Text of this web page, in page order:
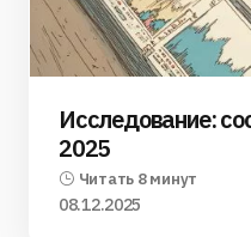
Исследование:
2025
Читать 8 минут
08.12.2025